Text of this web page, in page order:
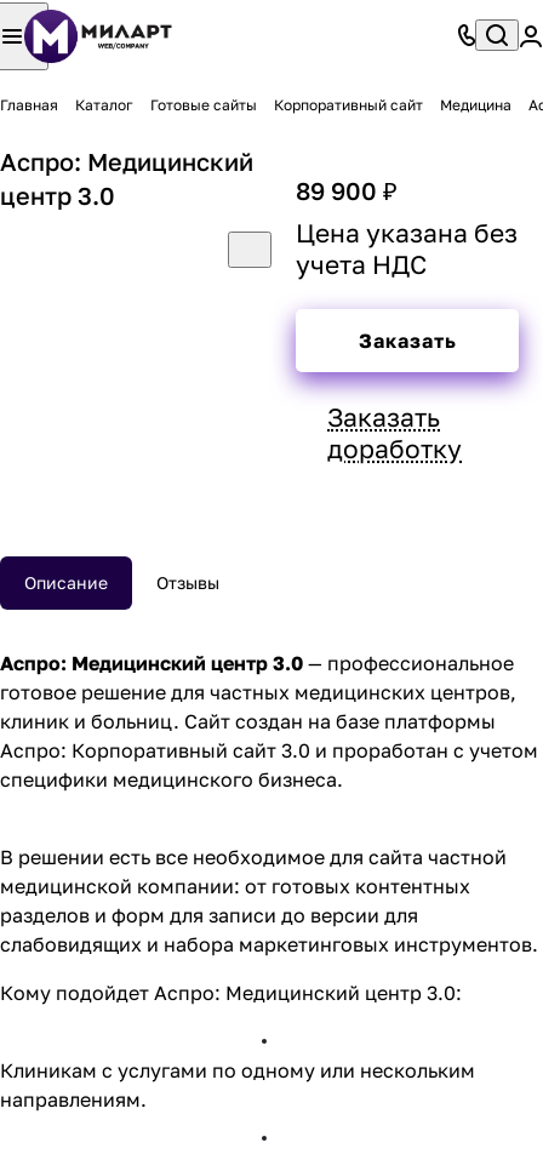
Главная Каталог Готовые сайты Корпоративный сайт Медицина
Аспро: Медицинский
центр 3.0
89 900 ₽
Цена указана без
учета НДС
Заказать
Заказать
доработку
Описание Отзывы
Аспро: Медицинский центр 3.0 — профессиональное
готовое решение для частных медицинских центров,
клиник и больниц. Сайт создан на базе платформы
Аспро: Корпоративный сайт 3.0 и проработан с учетом
специфики медицинского бизнеса.
В решении есть все необходимое для сайта частной
медицинской компании: от готовых контентных
разделов и форм для записи до версии для
слабовидящих и набора маркетинговых инструментов.
Кому подойдет Аспро: Медицинский центр 3.0:
Клиникам с услугами по одному или нескольким
направлениям.